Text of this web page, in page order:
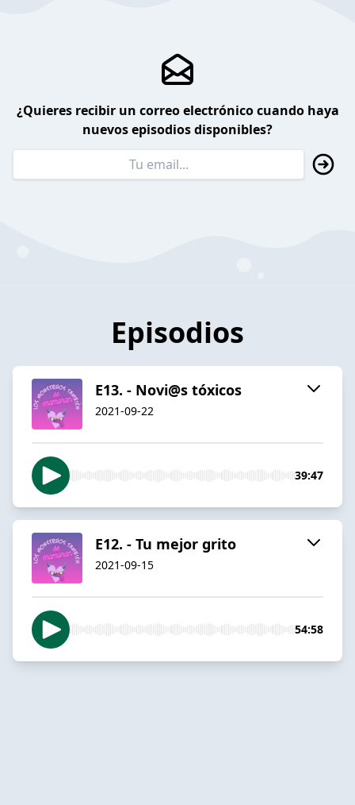
¿Quieres recibir un correo electrónico cuando haya
nuevos episodios disponibles?
Episodios
E13. - Novi@s tóxicos
2021-09-22
39:47
E12. - Tu mejor grito
2021-09-15
54:58